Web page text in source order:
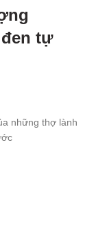
tự
những thợ lành